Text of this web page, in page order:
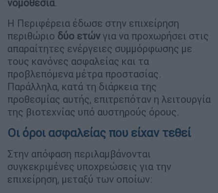
νομοθεσία.
Η Περιφέρεια έδωσε στην επιχείρηση
περιθώριο δύο ετών για να προχωρήσει στις
απαραίτητες ενέργειες συμμόρφωσης με
τους κανόνες ασφαλείας και τα
προβλεπόμενα μέτρα προστασίας.
Παράλληλα, κατά τη διάρκεια της
προθεσμίας αυτής, επιτρεπόταν η λειτουργία
της βιοτεχνίας υπό αυστηρούς όρους.
Οι όροι ασφαλείας που είχαν τεθεί
Στην απόφαση περιλαμβάνονται
συγκεκριμένες υποχρεώσεις για την
επιχείρηση, μεταξύ των οποίων: